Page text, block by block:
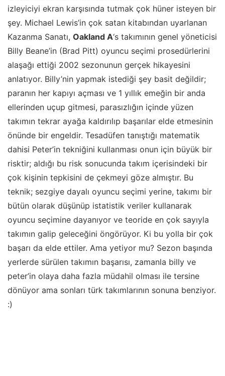
izleyiciyi ekran karşısında tutmak çok hüner isteyen bir
şey. Michael Lewis’in çok satan kitabından uyarlanan
Kazanma Sanatı, Oakland A‘s takımının genel yöneticisi
Billy Beane’in (Brad Pitt) oyuncu seçimi prosedürlerini
alaşağı ettiği 2002 sezonunun gerçek hikayesini
anlatıyor. Billy’nin yapmak istediği şey basit değildir;
paranın her kapıyı açması ve 1 yıllık emeğin bir anda
ellerinden uçup gitmesi, parasızlığın içinde yüzen
takımın tekrar ayağa kaldırılıp başarılar elde etmesinin
önünde bir engeldir. Tesadüfen tanıştığı matematik
dahisi Peter’in tekniğini kullanması onun için büyük bir
risktir; aldığı bu risk sonucunda takım içerisindeki bir
çok kişinin tepkisini de çekmeyi göze almıştır. Bu
teknik; sezgiye dayalı oyuncu seçimi yerine, takımı bir
bütün olarak düşünüp istatistik veriler kullanarak
oyuncu seçimine dayanıyor ve teoride en çok sayıyla
takımın galip geleceğini öngörüyor. Ki bu yolla bir çok
başarı da elde ettiler. Ama yetiyor mu? Sezon başında
yerlerde sürülen takımın başarısı, zamanla billy ve
peter’in olaya daha fazla müdahil olması ile tersine
dönüyor ama sonları türk takımlarının sonuna benziyor.
:)